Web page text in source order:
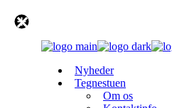
Nyheder
Tegnestuen
Om os